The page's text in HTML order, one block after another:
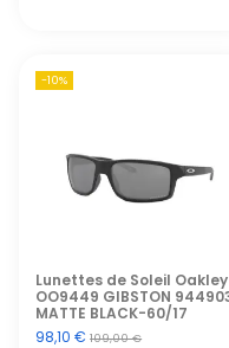
-10%
Lunettes de Soleil Oakley
OO9449 GIBSTON
MATTE BLACK-60/17
98,10 €109,00 €